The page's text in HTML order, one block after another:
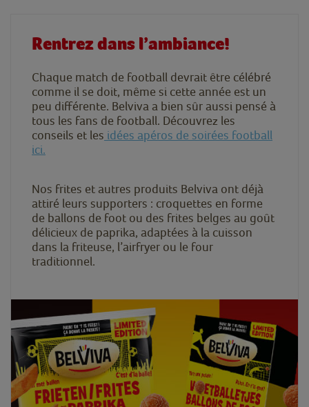
Rentrez dans l’ambiance!
Chaque match de football devrait être célébré
comme il se doit, même si cette année est un
peu différente. Belviva a bien sûr aussi pensé à
tous les fans de football. Découvrez les
conseils et les idées apéros de soirées football
ici.
Nos frites et autres produits Belviva ont déjà
attiré leurs supporters : croquettes en forme
de ballons de foot ou des frites belges au goût
délicieux de paprika, adaptées à la cuisson
dans la friteuse, l’airfryer ou le four
traditionnel.